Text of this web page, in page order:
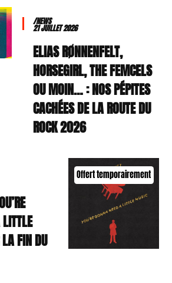
/NEWS
21 JUILLET 2026
ELIAS RØNNENFELT,
HORSEGIRL, THE FEMCELS
OU MOIN… : NOS PÉPITES
CACHÉES DE LA ROUTE DU
ROCK 2026
Offert temporairement
FIN DU